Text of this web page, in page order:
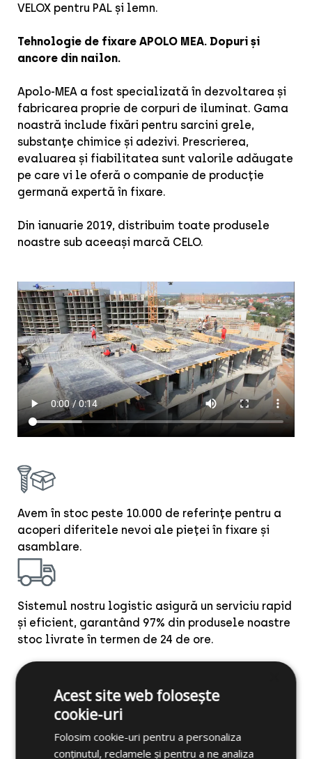
VELOX pentru PAL și lemn.
Tehnologie de fixare APOLO MEA. Dopuri și
ancore din nailon.
Apolo-MEA a fost specializată în dezvoltarea și
fabricarea proprie de corpuri de iluminat. Gama
noastră include fixări pentru sarcini grele,
substanțe chimice și adezivi. Prescrierea,
evaluarea și fiabilitatea sunt valorile adăugate
pe care vi le oferă o companie de producție
germană expertă în fixare.
Din ianuarie 2019, distribuim toate produsele
noastre sub aceeași marcă CELO.
Avem în stoc peste 10.000 de referințe pentru a
acoperi diferitele nevoi ale pieței în fixare și
asamblare.
Sistemul nostru logistic asigură un serviciu rapid
și eficient, garantând 97% din produsele noastre
stoc livrate în termen de 24 de ore.
Elementele de fixare CELO
Acest site web folosește
cookie-uri
Folosim cookie-uri pentru a personaliza
conținutul, reclamele și pentru a ne analiza